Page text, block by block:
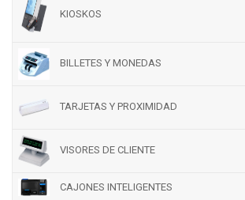
KIOSKOS
BILLETES Y MONEDAS
TARJETAS Y PROXIMIDAD
VISORES DE CLIENTE
CAJONES INTELIGENTES